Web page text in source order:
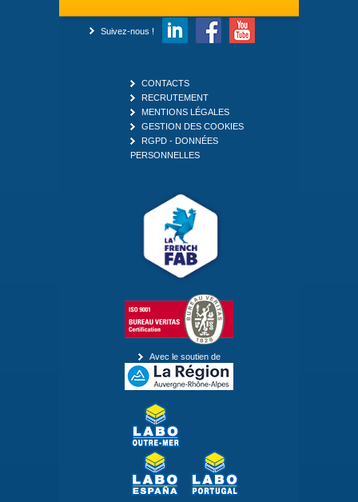
Suivez-nous !
CONTACTS
RECRUTEMENT
MENTIONS LÉGALES
GESTION DES COOKIES
RGPD - DONNÉES
PERSONNELLES
Avec le soutien de